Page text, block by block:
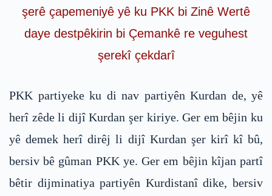
şerê çapemeniyê yê ku PKK bi Zinê Wertê
daye destpêkirin bi Çemankê re veguhest
şerekî çekdarî
PKK partiyeke ku di nav partiyên Kurdan de, yê
herî zêde li dijî Kurdan şer kiriye. Ger em bêjin ku
yê demek herî dirêj li dijî Kurdan şer kirî kî bû,
bersiv bê gûman PKK ye. Ger em bêjin kîjan partî
bêtir dijminatiya partiyên Kurdistanî dike, bersiv